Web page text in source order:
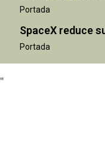
Portada
SpaceX reduce
Portada
"